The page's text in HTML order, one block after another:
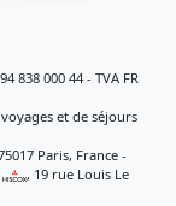
838 000 44 - TVA FR
et de séjours
Paris, France -
, 19 rue Louis Le